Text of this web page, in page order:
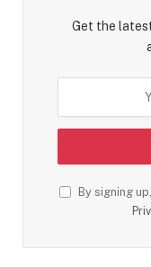
Get the
By signing